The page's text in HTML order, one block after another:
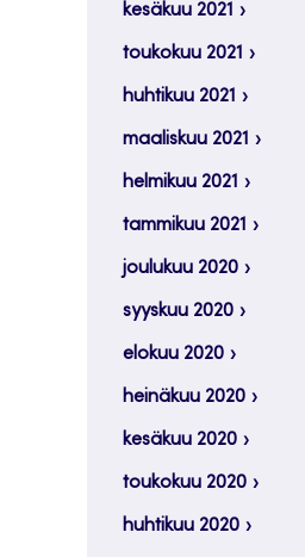
kesäkuu 2021
toukokuu 2021
huhtikuu 2021
maaliskuu 2021
helmikuu 2021
tammikuu 2021
joulukuu 2020
syyskuu 2020
elokuu 2020
heinäkuu 2020
kesäkuu 2020
toukokuu 2020
huhtikuu 2020